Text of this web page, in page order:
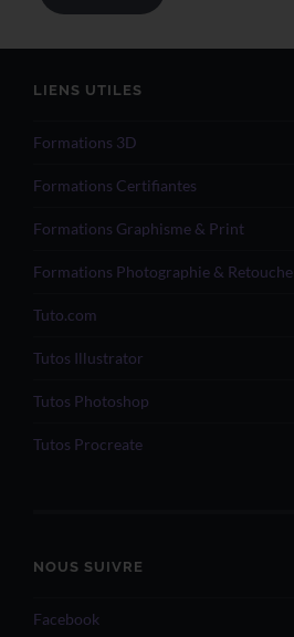
LIENS UTILES
Formations 3D
Formations Certifiantes
Formations Graphisme & Print
Formations Photographie & Retouche
Tuto.com
Tutos Illustrator
Tutos Photoshop
Tutos Procreate
NOUS SUIVRE
Facebook